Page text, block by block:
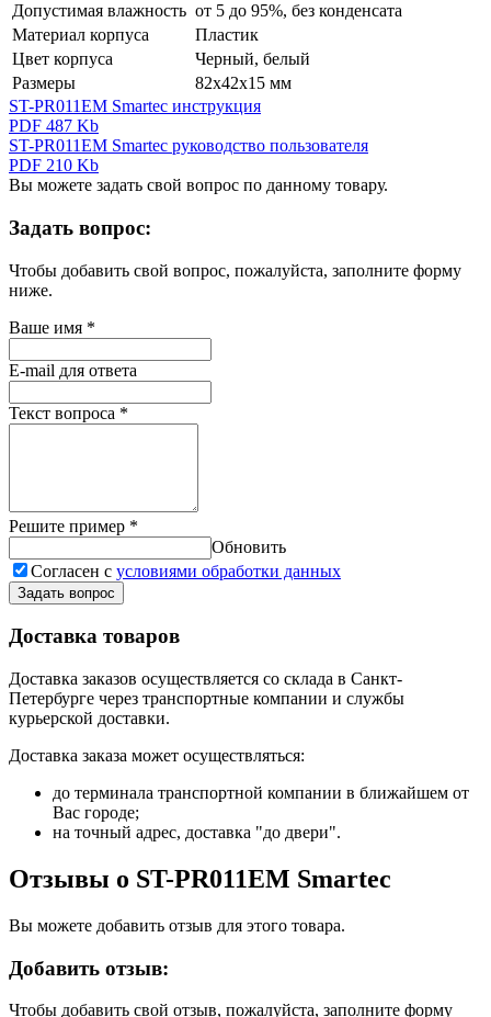
Допустимая влажность от 5 до 95%, без конденсата
Материал корпуса
Пластик
Цвет корпуса
Черный, белый
Размеры
82x42x15 мм
ST-PR011EM Smartec инструкция
PDF 487 Kb
ST-PR011EM Smartec руководство пользователя
PDF 210 Kb
Вы можете задать свой вопрос по данному товару.
Задать вопрос:
Чтобы добавить свой вопрос, пожалуйста, заполните форму
ниже.
Ваше имя *
E-mail для ответа
Текст вопроса *
Решите пример *
Обновить
Согласен с условиями обработки данных
Задать вопрос
Доставка товаров
Доставка заказов осуществляется со склада в Санкт-
Петербурге через транспортные компании и службы
курьерской доставки.
Доставка заказа может осуществляться:
до терминала транспортной компании в ближайшем от
Вас городе;
на точный адрес, доставка "до двери".
Отзывы о ST-PR011EM Smartec
Вы можете добавить отзыв для этого товара.
Добавить отзыв:
Чтобы добавить свой отзыв, пожалуйста, заполните форму